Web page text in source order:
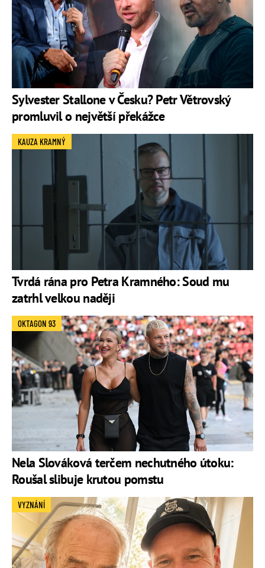
Sylvester Stallone v Česku? Petr Větrovský
promluvil o největší překážce
Tvrdá rána pro Petra Kramného: Soud mu
zatrhl velkou naději
KAUZA KRAMNÝ
Nela Slováková terčem nechutného útoku:
Roušal slibuje krutou pomstu
OKTAGON 93
VYZNÁNÍ